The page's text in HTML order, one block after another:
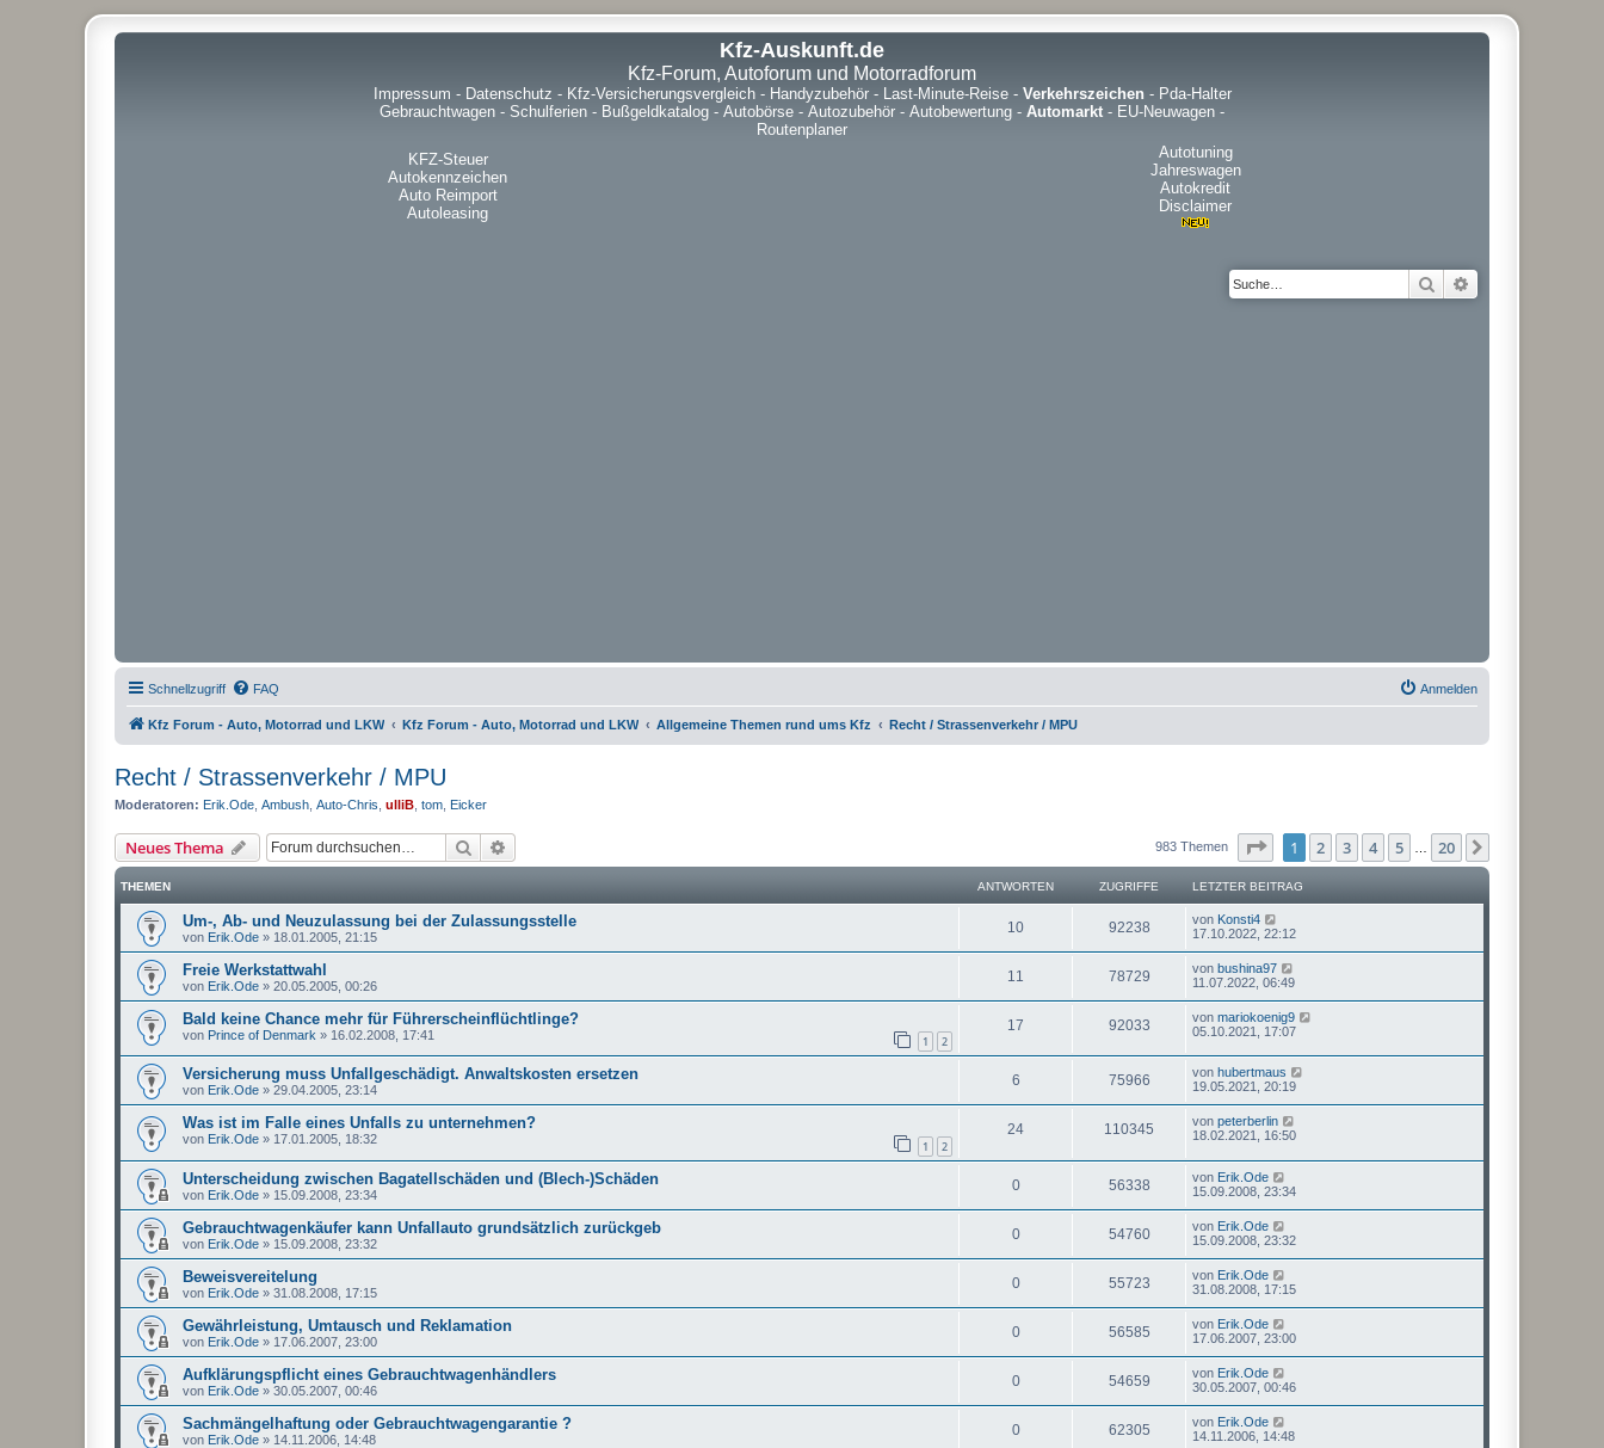
Kfz-Auskunft.de
Kfz-Forum, Autoforum und Motorradforum
Impressum - Datenschutz - Kfz-Versicherungsvergleich- Handyzubehör- Last-Minute-Reise- Verkehrszeichen- Pda-Halter
Gebrauchtwagen - Schulferien - Bußgeldkatalog - Autobörse - Autozubehör - Autobewertung - Automarkt - EU-Neuwagen -
Routenplaner
KFZ-Steuer
Autokennzeichen
Auto Reimport
Autoleasing
Autotuning
Jahreswagen
Autokredit
Disclaimer
Suche
Schnellzugriff FAQ Anmelden
Kfz Forum - Auto, Motorrad und LKW Kfz Forum - Auto, Motorrad und LKW Allgemeine Themen rund ums Kfz Recht / Strassenverkehr / MPU
Recht / Strassenverkehr / MPU
Moderatoren: Erik.Ode Ambush Auto-Chris ulliB tom Eicker
Neues Thema Suche 983 Themen Seite von20
1 2 3 4 5 20
THEMEN ANTWORTEN ZUGRIFFE LETZTER BEITRAG
Um-, Ab- und Neuzulassung bei der Zulassungsstelle
von Erik.Ode » 18.01.2005, 21:15
10 92238 von Konsti4
17.10.2022, 22:12
Freie Werkstattwahl
von Erik.Ode » 20.05.2005, 00:26
11 78729 von bushina97
11.07.2022, 06:49
Bald keine Chance mehr für Führerscheinflüchtlinge?
von Prince of Denmark » 16.02.2008, 17:41 1 2
17 92033 von mariokoenig9
05.10.2021, 17:07
Versicherung muss Unfallgeschädigt. Anwaltskosten ersetzen
von Erik.Ode » 29.04.2005, 23:14
6 75966 von hubertmaus
19.05.2021, 20:19
Was ist im Falle eines Unfalls zu unternehmen?
von Erik.Ode » 17.01.2005, 18:32 1 2
24 110345 von peterberlin
18.02.2021, 16:50
Unterscheidung zwischen Bagatellschäden und (Blech-)Schäden
von Erik.Ode » 15.09.2008, 23:34
0 56338 von Erik.Ode
15.09.2008, 23:34
Gebrauchtwagenkäufer kann Unfallauto grundsätzlich zurückgeb
von Erik.Ode » 15.09.2008, 23:32
0 54760 von Erik.Ode
15.09.2008, 23:32
Beweisvereitelung
von Erik.Ode » 31.08.2008, 17:15
0 55723 von Erik.Ode
31.08.2008, 17:15
Gewährleistung, Umtausch und Reklamation
von Erik.Ode » 17.06.2007, 23:00
0 56585 von Erik.Ode
17.06.2007, 23:00
Aufklärungspflicht eines Gebrauchtwagenhändlers
von Erik.Ode » 30.05.2007, 00:46
0 54659 von Erik.Ode
30.05.2007, 00:46
Sachmängelhaftung oder Gebrauchtwagengarantie ?
von Erik.Ode » 14.11.2006, 14:48
0 62305 von Erik.Ode
14.11.2006, 14:48